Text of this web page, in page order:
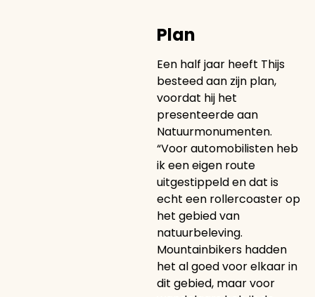
Plan
Een half jaar heeft Thijs
besteed aan zijn plan,
voordat hij het
presenteerde aan
Natuurmonumenten.
“Voor automobilisten heb
ik een eigen route
uitgestippeld en dat is
echt een rollercoaster op
het gebied van
natuurbeleving.
Mountainbikers hadden
het al goed voor elkaar in
dit gebied, maar voor